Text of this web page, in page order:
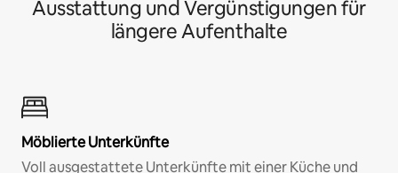
Ausstattung und Vergünstigungen für
längere Aufenthalte
Möblierte Unterkünfte
Voll ausgestattete Unterkünfte mit einer Küche und